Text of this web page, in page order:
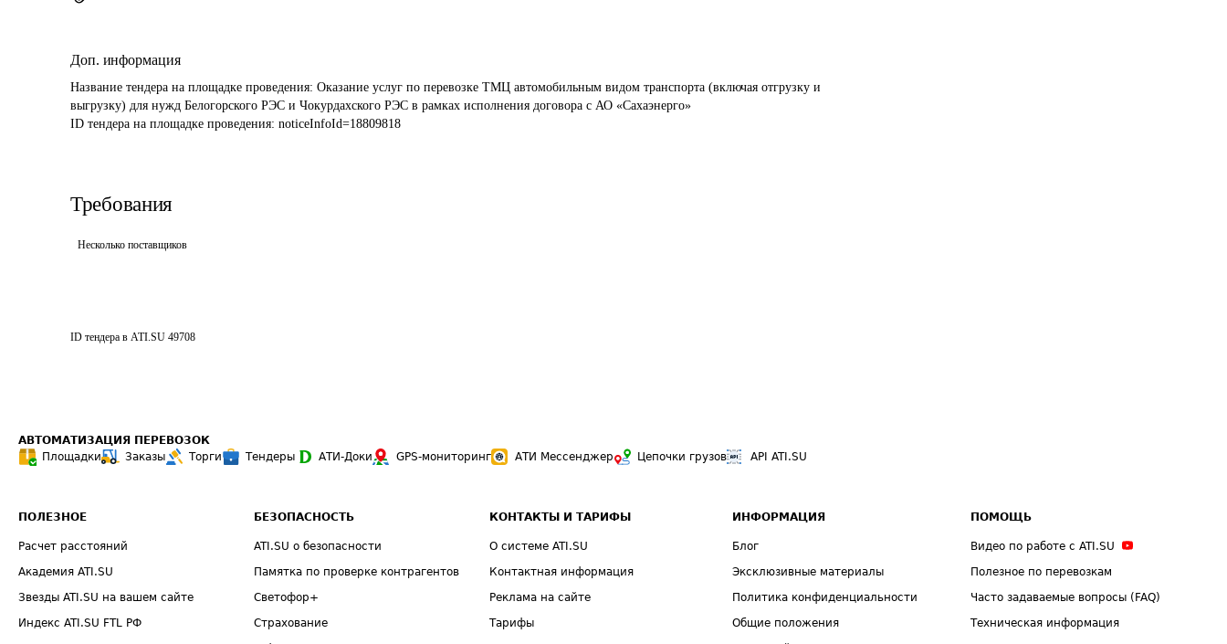
Доп. информация
Название тендера на площадке проведения: Оказание услуг по перевозке ТМЦ автомобильным видом транспорта (включая отгрузку и
выгрузку) для нужд Белогорского РЭС и Чокурдахского РЭС в рамках исполнения договора с АО «Сахаэнерго»
ID тендера на площадке проведения: noticeInfoId=18809818
Требования
Несколько поставщиков
ID тендера в ATI.SU 49708
АВТОМАТИЗАЦИЯ ПЕРЕВОЗОК
Площадки
Заказы Торги Тендеры АТИ-Доки GPS-мониторинг АТИ Мессенджер Цепочки грузов API ATI.SU
ПОЛЕЗНОЕ
Расчет расстояний
Академия ATI.SU
Звезды ATI.SU на вашем сайте
Индекс ATI.SU FTL РФ
БЕЗОПАСНОСТЬ
ATI.SU о безопасности
Памятка по проверке контрагентов
Светофор+
Страхование
КОНТАКТЫ И ТАРИФЫ
О системе ATI.SU
Контактная информация
Реклама на сайте
Тарифы
ИНФОРМАЦИЯ
Блог
Эксклюзивные материалы
Политика конфиденциальности
Общие положения
ПОМОЩЬ
Видео по работе с ATI.SU
Полезное по перевозкам
Часто задаваемые вопросы (FAQ)
Техническая информация